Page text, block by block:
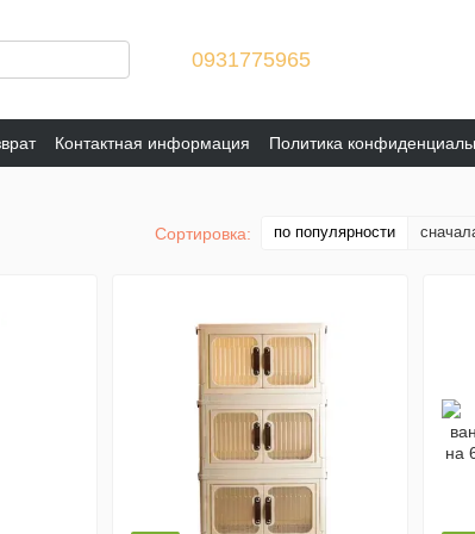
0931775965
Контактная информация Политика
Сортировка: по популярности